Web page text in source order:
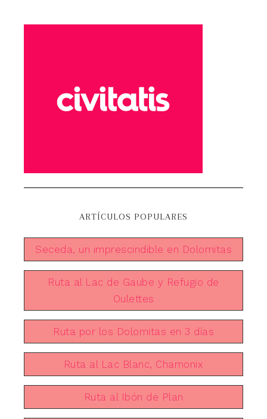
ARTÍCULOS POPULARES
Seceda, un imprescindible en Dolomitas
Ruta al Lac de Gaube y Refugio de
Oulettes
Ruta por los Dolomitas en 3 días
Ruta al Lac Blanc, Chamonix
Ruta al Ibón de Plan